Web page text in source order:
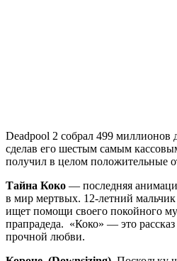
Deadpool 2 собрал 499 миллионов
сделав его шестым самым
получил в целом положительные
Тайна Коко — последняя
в мир мертвых. 12-летний
ищет помощи своего покойного
прапрадеда. «Коко» — это
прочной любви.